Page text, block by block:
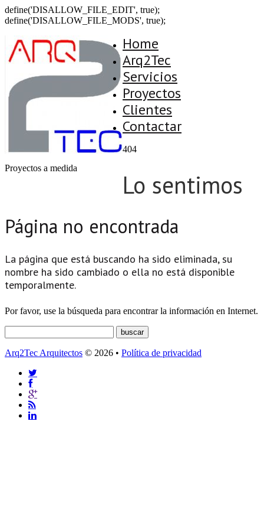
define('DISALLOW_FILE_EDIT', true);
define('DISALLOW_FILE_MODS', true);
Proyectos a medida
Home
Arq2Tec
Servicios
Proyectos
Clientes
Contactar
404
Lo sentimos
Página no encontrada
La página que está buscando ha sido eliminada, su
nombre ha sido cambiado o ella no está disponible
temporalmente.
Por favor, use la búsqueda para encontrar la información en Internet.
Arq2Tec Arquitectos © 2026 • Política de privacidad